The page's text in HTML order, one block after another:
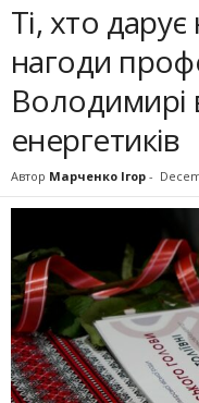
Ті, хто
нагоди
Володимирі
енергетиків
Автор Марченко Ігор -